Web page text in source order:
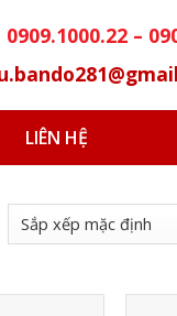
0909.1000.22 –
LIÊN HỆ